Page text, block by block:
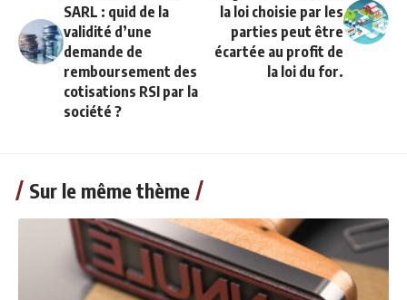
SARL : quid de la
validité d’une
demande de
remboursement des
cotisations RSI par la
société ?
la loi choisie par les
parties peut être
écartée au profit de
la loi du for.
Sur le même thème